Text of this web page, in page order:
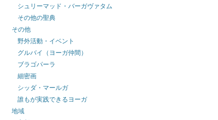
シュリーマッド・バーガヴァタム
その他の聖典
その他
野外活動・イベント
グルバイ（ヨーガ仲間）
ブラゴパーラ
細密画
シッダ・マールガ
誰もが実践できるヨーガ
地域